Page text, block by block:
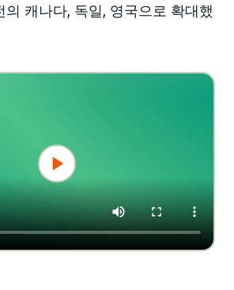
의 캐나다, 독일, 영국으로 확대했